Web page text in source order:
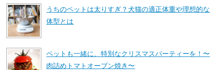
うちのペットは太りすぎ？犬猫の適正体重や理想的な
体型とは
ペットも一緒に、特別なクリスマスパーティーを！〜
肉詰めトマトオーブン焼き〜